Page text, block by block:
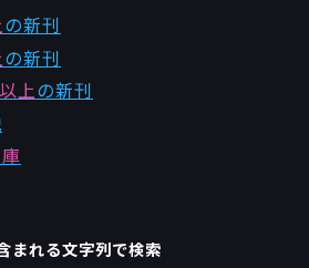
の新刊
の新刊
上の新刊
まれる文字列で検索